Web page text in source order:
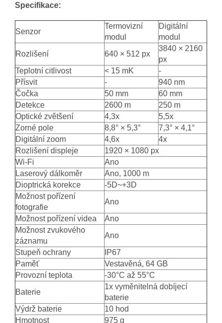
Specifikace:
Senzor
Termovizní
modul
Digitální
modul
Rozlišení
640 × 512 px
3840 × 2160
px
Teplotní citlivost
< 15 mK
-
Přísvit
-
940 nm
Čočka
50 mm
60 mm
Detekce
2600 m
250 m
Optické zvětšení
4,3x
5,5x
Zorné pole
8,8° × 5,3°
7,3° × 4,1°
Digitální zoom
4,6x
4x
Rozlišení displeje
1920 × 1080 px
Wi-Fi
Ano
Laserový dálkoměr
Ano, 1000 m
Dioptrická korekce
-5D~+3D
Možnost pořízení
fotografie
Ano
Možnost pořízení videa
Ano
Možnost zvukového
záznamu
Ano
Stupeň ochrany
IP67
Paměť
Vestavěná, 64 GB
Provozní teplota
-30°C až 55°C
Baterie
1x vyměnitelná dobíjecí
baterie
Výdrž baterie
10 hod
Hmotnost
975 g